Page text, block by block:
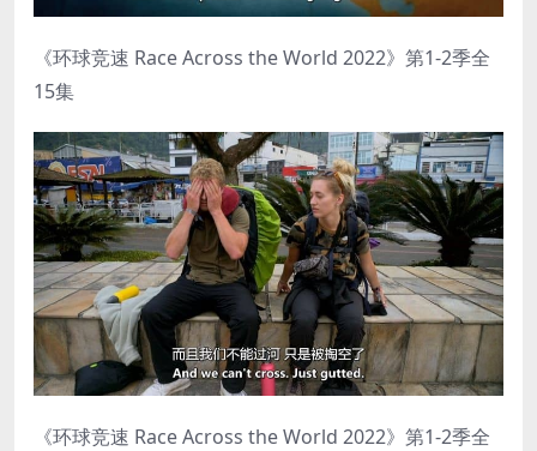
《环球竞速 Race Across the World 2022》第1-2季全
15集
《环球竞速 Race Across the World 2022》第1-2季全